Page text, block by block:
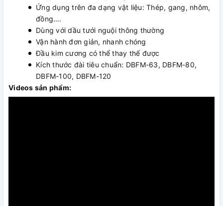
Ứng dụng trên đa dạng vật liệu: Thép, gang, nhôm,
đồng….
Dùng với dầu tưới nguội thông thường
Vận hành đơn giản, nhanh chóng
Đầu kim cương có thể thay thế được
Kích thước đài tiêu chuẩn: DBFM-63, DBFM-80,
DBFM-100, DBFM-120
Videos sản phẩm: